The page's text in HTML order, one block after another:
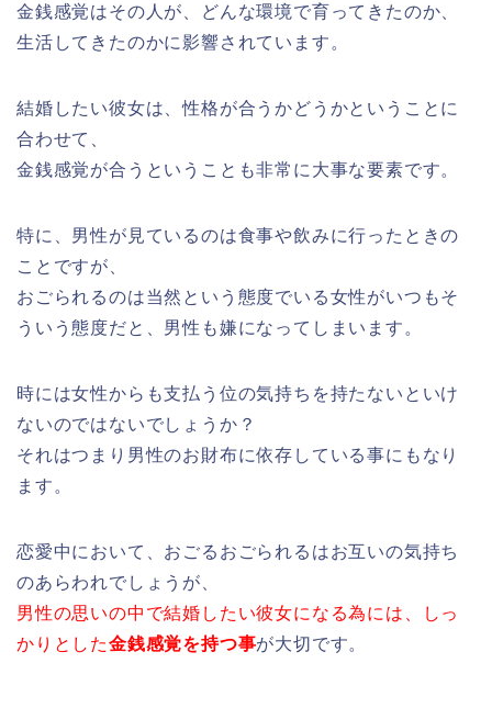
金銭感覚はその人が、どんな環境で育ってきたのか、
生活してきたのかに影響されています。
結婚したい彼女は、性格が合うかどうかということに
合わせて、
金銭感覚が合うということも非常に大事な要素です。
特に、男性が見ているのは食事や飲みに行ったときの
ことですが、
おごられるのは当然という態度でいる女性がいつもそ
ういう態度だと、男性も嫌になってしまいます。
時には女性からも支払う位の気持ちを持たないといけ
ないのではないでしょうか？
それはつまり男性のお財布に依存している事にもなり
ます。
恋愛中において、おごるおごられるはお互いの気持ち
のあらわれでしょうが、
男性の思いの中で結婚したい彼女になる為には、しっ
かりとした金銭感覚を持つ事が大切です。